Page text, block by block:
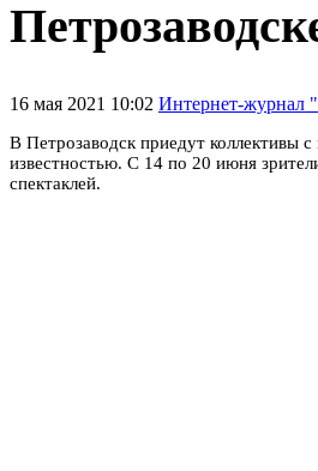
16 мая 2021 10:02 Интернет-журнал
В Петрозаводск приедут коллективы
известностью. С 14 по 20 июня
спектаклей.